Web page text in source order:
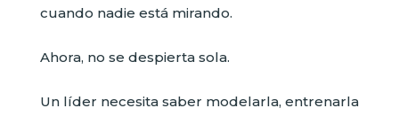
cuando nadie está mirando.
Ahora, no se despierta sola.
Un líder necesita saber modelarla, entrenarla